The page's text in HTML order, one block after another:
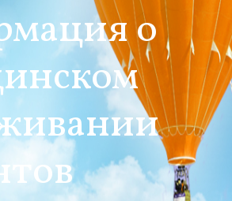
о